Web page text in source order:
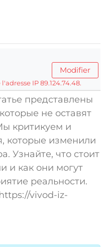
Modifier
IP 89.124.74.48.
представлены
не оставят
критикуем и
которые изменили
Узнайте, что стоит
и как они могут
реальности.
vivod-iz-